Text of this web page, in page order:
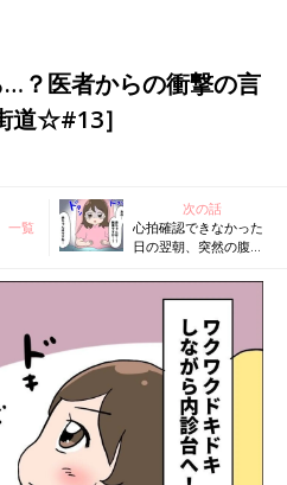
？医者からの衝撃の言
道☆#13］
一覧
次の話
心拍確認できなかった
日の翌朝、突然の腹
なりの幸せママ街道
☆#14］